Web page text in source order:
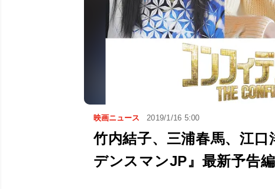
映画ニュース 2019/1/16 5:00
竹内結子、三浦春馬、江
デンスマンJP』最新予告